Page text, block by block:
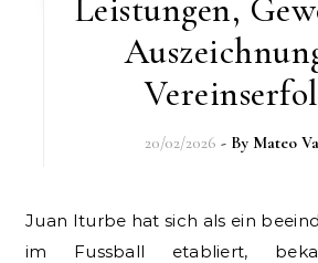
Leistungen,
20/02/2026 - By Mateo
Juan Iturbe hat sich als ein beeindruckendes Talent
im Fussball etabliert,